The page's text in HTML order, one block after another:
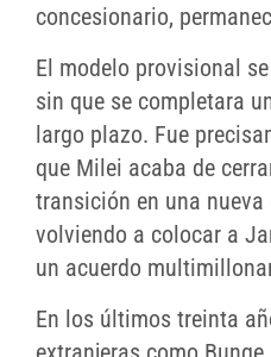
concesionario,
El modelo provisional
sin que se completara
largo plazo. Fue
que Milei acaba de
transición en una
volviendo a colocar a
un acuerdo
En los últimos treinta